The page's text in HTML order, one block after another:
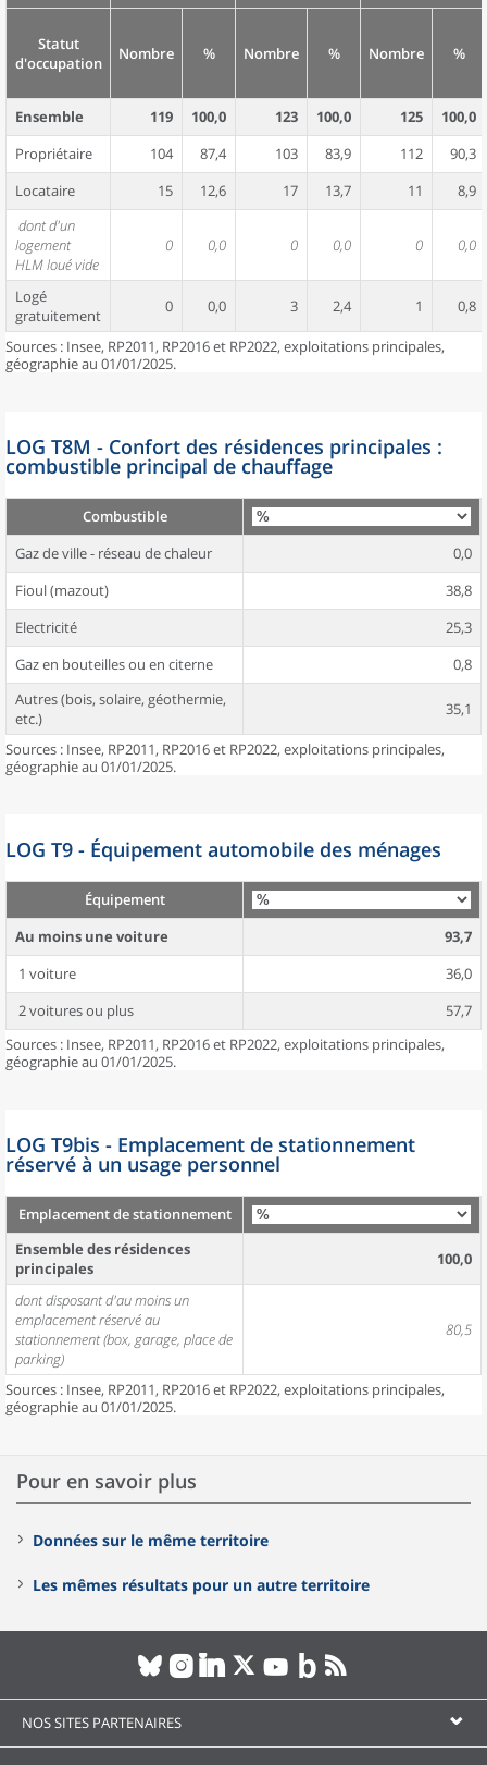
Statut
d'occupation
Nombre % Nombre % Nombre %
Ensemble 119 100,0 123 100,0 125
100,0
Propriétaire
104 87,4 103 83,9 112
90,3
Locataire
15 12,6 17 13,7 11
8,9
dont d'un
logement
HLM loué vide
0 0,0 0 0,0 0 0,0
Logé
gratuitement
0 0,0 3 2,4 1 0,8
Sources : Insee, RP2011, RP2016 et RP2022, exploitations principales,
géographie au 01/01/2025.
LOG T8M - Confort des résidences principales :
combustible principal de chauffage
Combustible
Gaz de ville - réseau de chaleur
0,0
Fioul (mazout)
38,8
Electricité
25,3
Gaz en bouteilles ou en citerne
0,8
Autres (bois, solaire, géothermie,
etc.)
35,1
Sources : Insee, RP2011, RP2016 et RP2022, exploitations principales,
géographie au 01/01/2025.
LOG T9 - Équipement automobile des ménages
Équipement
Au moins une voiture
93,7
1 voiture
36,0
2 voitures ou plus
57,7
Sources : Insee, RP2011, RP2016 et RP2022, exploitations principales,
géographie au 01/01/2025.
LOG T9bis - Emplacement de stationnement
réservé à un usage personnel
Emplacement de stationnement
Ensemble des résidences
principales
100,0
dont disposant d'au moins un
emplacement réservé au
stationnement (box, garage, place de
parking)
80,5
Sources : Insee, RP2011, RP2016 et RP2022, exploitations principales,
géographie au 01/01/2025.
Pour en savoir plus
Données sur le même territoire
Les mêmes résultats pour un autre territoire
NOS SITES PARTENAIRES